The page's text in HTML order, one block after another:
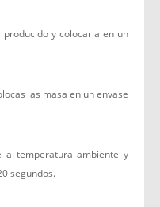
y colocarla en un
las masa en un envase
a temperatura ambiente y
segundos.